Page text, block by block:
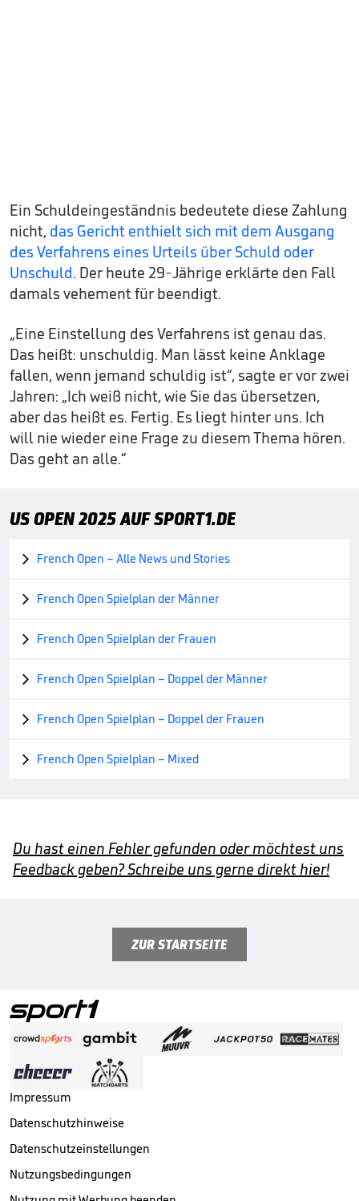
Ein Schuldeingeständnis bedeutete diese Zahlung
nicht, das Gericht enthielt sich mit dem Ausgang
des Verfahrens eines Urteils über Schuld oder
Unschuld. Der heute 29-Jährige erklärte den Fall
damals vehement für beendigt.
„Eine Einstellung des Verfahrens ist genau das.
Das heißt: unschuldig. Man lässt keine Anklage
fallen, wenn jemand schuldig ist“, sagte er vor zwei
Jahren: „Ich weiß nicht, wie Sie das übersetzen,
aber das heißt es. Fertig. Es liegt hinter uns. Ich
will nie wieder eine Frage zu diesem Thema hören.
Das geht an alle.“
US OPEN 2025 AUF SPORT1.DE
 French Open – Alle News und Stories
 French Open Spielplan der Männer
 French Open Spielplan der Frauen
 French Open Spielplan – Doppel der Männer
 French Open Spielplan – Doppel der Frauen
 French Open Spielplan – Mixed
Du hast einen Fehler gefunden oder möchtest uns
Feedback geben? Schreibe uns gerne direkt hier!
ZUR STARTSEITE
Impressum
Datenschutzhinweise
Datenschutzeinstellungen
Nutzungsbedingungen